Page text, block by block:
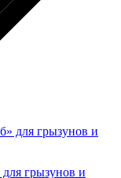
грызунов и